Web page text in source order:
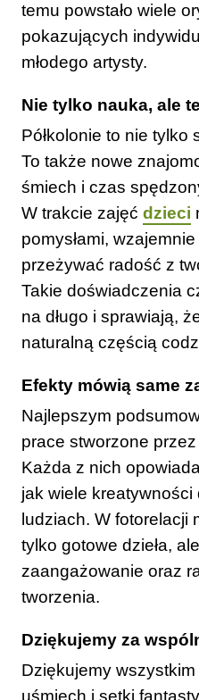
temu powstało wiele
pokazujących
młodego artysty.
Nie tylko nauka, ale
Półkolonie to nie tylko
To także nowe
śmiech i czas
W trakcie zajęć dzieci
pomysłami,
przeżywać radość z
Takie doświadczenia
na długo i sprawiają,
naturalną częścią
Efekty mówią same
Najlepszym
prace stworzone
Każda z nich
jak wiele kreatywności
ludziach. W fotorelacji
tylko gotowe dzieła,
zaangażowanie oraz
tworzenia.
Dziękujemy za
Dziękujemy
uśmiech i setki